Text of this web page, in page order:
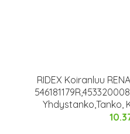
RIDEX Koiranluu
Yhdystanko,Tanko,